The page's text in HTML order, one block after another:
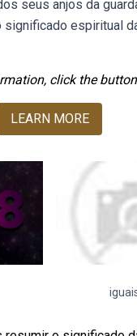
seus anjos da
espiritual
click the
LEARN MORE